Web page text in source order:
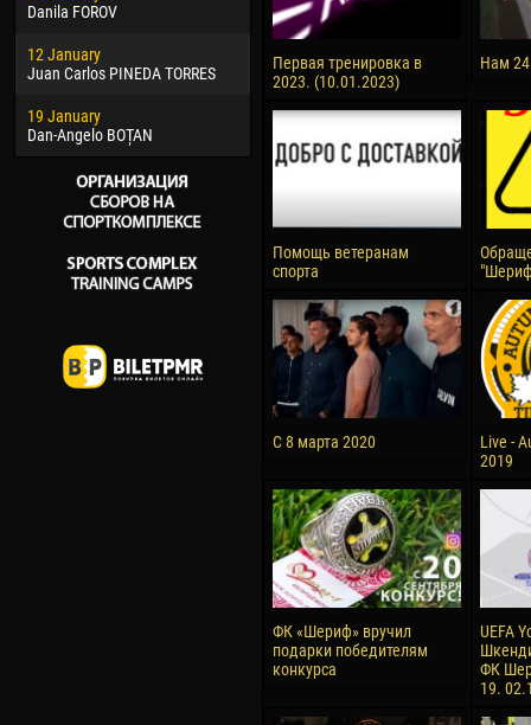
Danila FOROV
12 January
Juan Carlos PINEDA TORRES
19 January
Dan-Angelo BOȚAN
26 March
Vitor Hugo Morais de OLIVEIRA
28 March
Raí LOPES DE OLIVEIRA
10
Ivan
Первая тренировка в
2023. (10.01.2023)
Нам
Помощь ветеранам
спорта
С 8 марта 2020
Live -
2019
ФК «Шериф» вручил
подарки победителям
конкурса
UEFA
ФК
19.